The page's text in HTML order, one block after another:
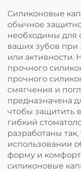
зубные
Силиконовые
обычное
необходимы для
ваших зубов
или активности.
прочного
прочного
смягчения и
предназначена
чтобы защитить
гибкий
разработаны
использовании
форму и
силиконовые